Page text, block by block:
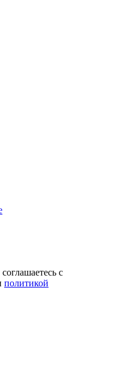
с
политикой